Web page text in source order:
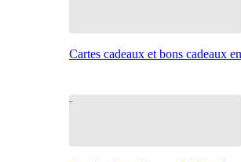
Cartes cadeaux et bons cadeaux